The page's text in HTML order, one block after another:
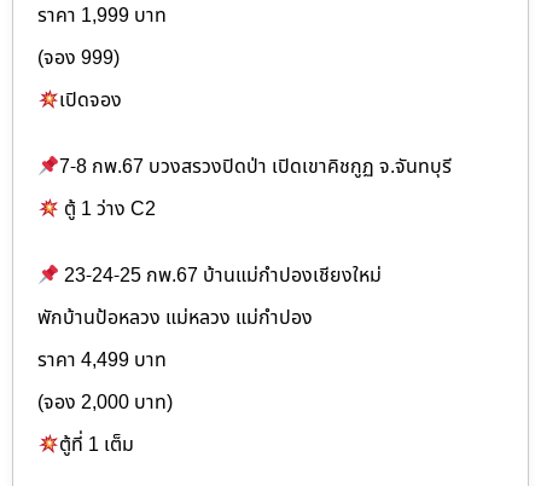
ราคา 1,999 บาท
(จอง 999)
เปิดจอง
7-8 กพ.67 บวงสรวงปิดป่า เปิดเขาคิชกูฏ จ.จันทบุรี
ตู้ 1 ว่าง C2
23-24-25 กพ.67 บ้านแม่กำปองเชียงใหม่
พักบ้านป้อหลวง แม่หลวง แม่กำปอง
ราคา 4,499 บาท
(จอง 2,000 บาท)
ตู้ที่ 1 เต็ม